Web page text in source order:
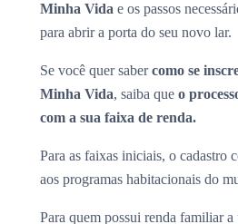
Minha Vida e os passos
para abrir a porta do seu novo lar.
Se você quer sabercomo se
Minha Vida, saiba que o
com a sua faixa de renda.
Para as faixas iniciais, o cadastro
aos programas habitacionais do
Para quem possui renda familiar